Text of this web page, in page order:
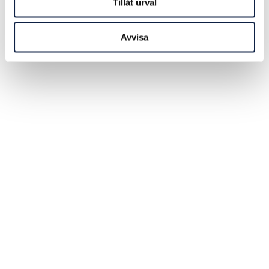
Tillåt urval
Avvisa